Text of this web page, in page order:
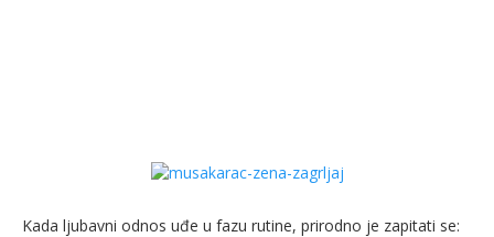
Kada ljubavni odnos uđe u fazu rutine, prirodno je zapitati se: